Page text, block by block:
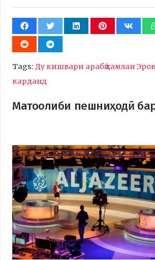
Tags: Ду кишвари арабӣ ҳамлаи
карданд
Матоолиби пешниҳодӣ